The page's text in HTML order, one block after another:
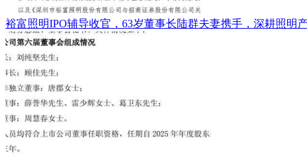
裕富照明IPO辅导收官，63岁董事长陆群夫妻携手，深耕照明